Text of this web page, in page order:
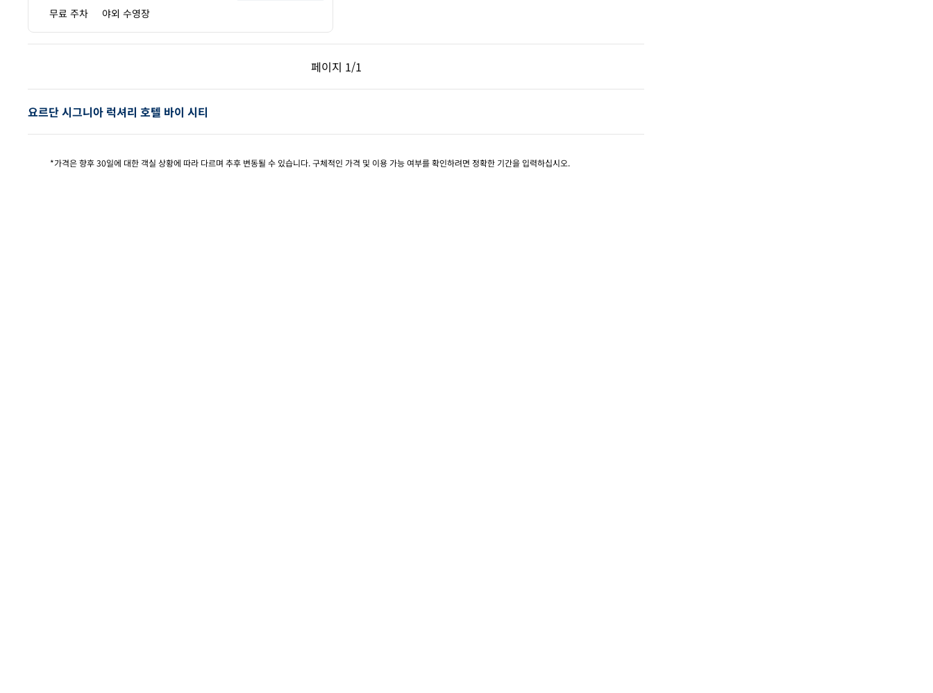
무료 주차 야외 수영장
페이지 1/1
이전 페이지, 1/1
페이지 1/1
요르단 시그니아 럭셔리 호텔 바이 시티
*가격은 향후 30일에 대한 객실 상황에 따라 다르며 추후 변동될 수 있습니다. 구체적인 가격 및 이용 가능 여부를 확인하려면 정확한 기간을 입력하십시오.